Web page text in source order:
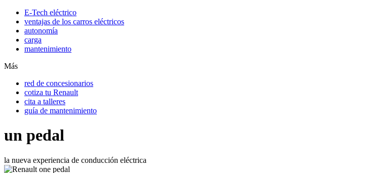
E-Tech eléctrico
ventajas de los carros eléctricos
autonomía
carga
mantenimiento
Más
red de concesionarios
cotiza tu Renault
cita a talleres
guía de mantenimiento
un pedal
la nueva experiencia de conducción eléctrica